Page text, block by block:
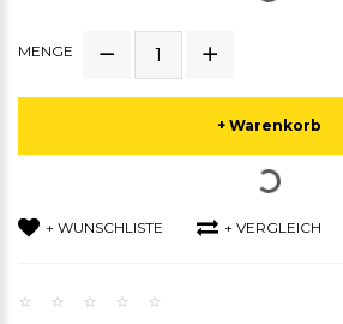
MENGE
+ Warenkorb
+ WUNSCHLISTE + VERGLEICH